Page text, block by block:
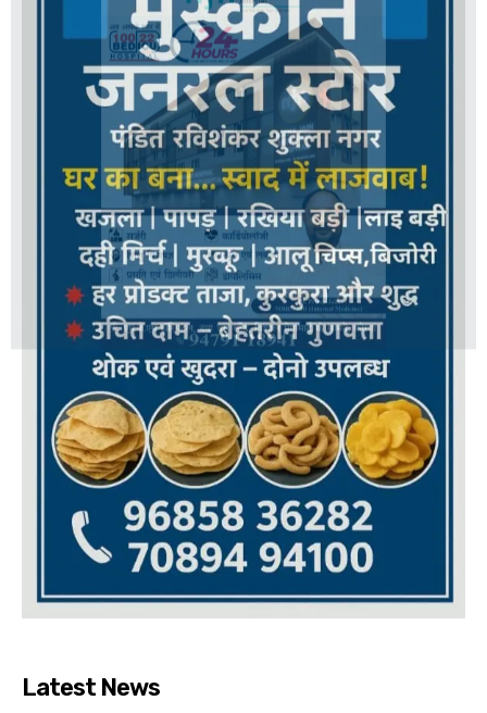
Latest News